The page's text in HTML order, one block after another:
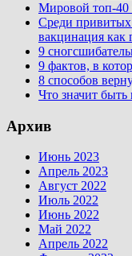
Мировой топ-40
Среди привитых
вакцинация как
9
9 фактов, в
8 способов
Что значит быть
Архив
Июнь 2023
Апрель 2023
Август 2022
Июль 2022
Июнь 2022
Май 2022
Апрель 2022